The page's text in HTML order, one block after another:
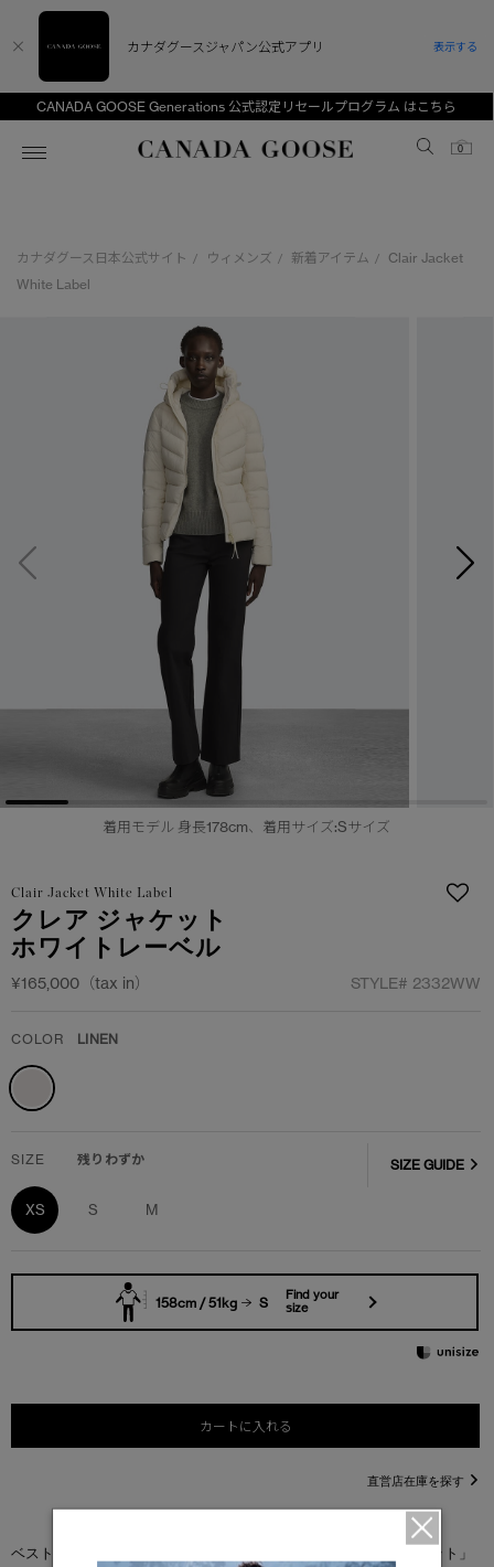
CANADA GOOSE Generations 公式認定リセールプログラム はこちら
Canada Goose
0
ディスカバー
アンバサダー
スプリングコレクション
新着アイテム
ベストセラー
FW26コレクション
サマー 26 コレクション
サマー 26 コレクションLOOK
日本限定モデル
スノーグース
メイドインジャパンTシャツ
アウターウェア
アパレル
アクセサリー
コレクション
新着アイテム
ベストセラー
FW26コレクション
サマー 26 コレクション
サマー 26 コレクションLOOK
日本限定モデル
スノーグース
メイドインジャパンTシャツ
アウターウェア
アパレル
アクセサリー
コレクション
ベビー（0‐24ヵ月)
キッズ（2‐7歳)
ユース（6＋歳)
コレクション
CANADA GOOSE Generationsは、アウター
ウェアの下取り・再販を通じて、長く愛される製
品の価値を受け継いでいきます。
アーカイブの希少なピースもご覧いただけます。
詳しく見る
カナダグース日本公式サイト / ウィメンズ / 新着アイテム /
Clair Jacket
White Label
着用モデル 身長178cm、着用サイズ:Sサイズ
Clair Jacket White Label
クレア ジャケット
ホワイトレーベル
¥165,000（tax in） STYLE# 2332WW
COLOR LINEN
SIZE 残りわずか
XS S M
SIZE GUIDE
158cm / 51kg S
Find your
size
カートに入れる
直営店在庫を探す
ベストセラーのクレアシリーズから、ヒップ丈の「クレア ジャケット」
カナダグースジャパン公式アプリ 表示する